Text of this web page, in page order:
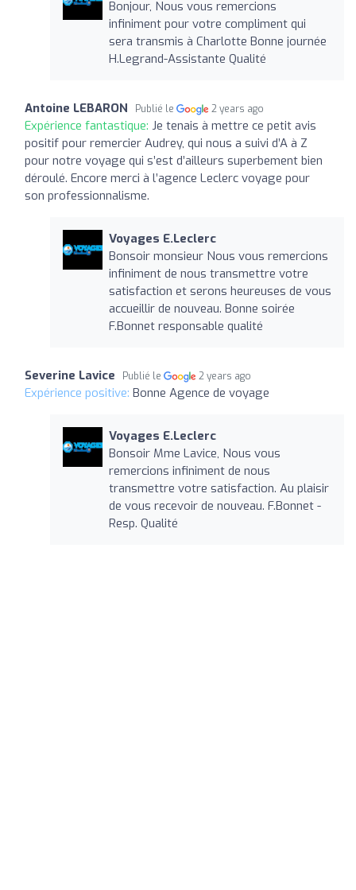
Bonjour, Nous vous remercions
infiniment pour votre compliment qui
sera transmis à Charlotte Bonne journée
H.Legrand-Assistante Qualité
Antoine LEBARON Publié le 2 years ago
Expérience fantastique: Je tenais à mettre ce petit avis
positif pour remercier Audrey, qui nous a suivi d’A à Z
pour notre voyage qui s’est d’ailleurs superbement bien
déroulé. Encore merci à l’agence Leclerc voyage pour
son professionnalisme.
Voyages E.Leclerc
Bonsoir monsieur Nous vous remercions
infiniment de nous transmettre votre
satisfaction et serons heureuses de vous
accueillir de nouveau. Bonne soirée
F.Bonnet responsable qualité
Severine Lavice Publié le 2 years ago
Expérience positive: Bonne Agence de voyage
Voyages E.Leclerc
Bonsoir Mme Lavice, Nous vous
remercions infiniment de nous
transmettre votre satisfaction. Au plaisir
de vous recevoir de nouveau. F.Bonnet -
Resp. Qualité